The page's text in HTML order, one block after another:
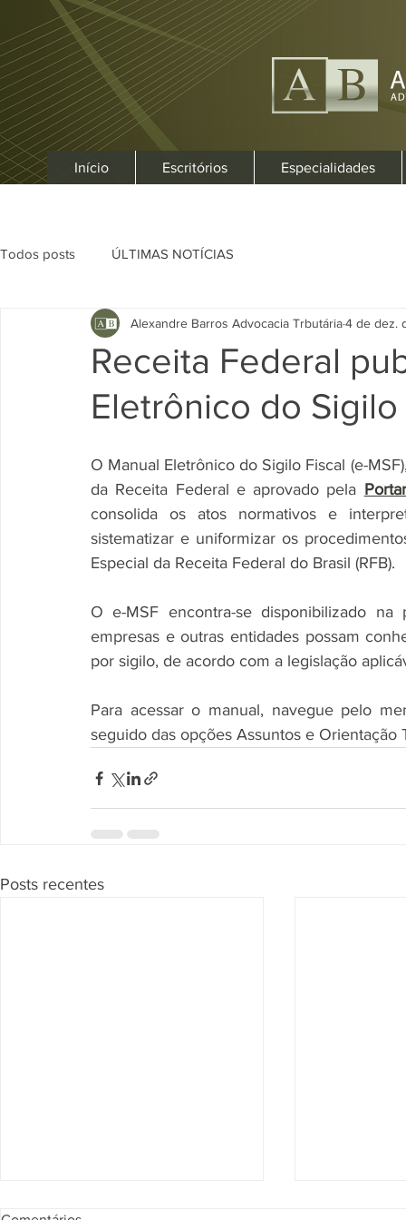
Início Escritórios Especialidades
Todos posts ÚLTIMAS NOTÍCIAS
Receita Federal
Eletrônico do Sigilo
Alexandre Barros Advocacia Trbutária4 de dez.
O Manual Eletrônico do Sigilo Fiscal (e-
da Receita Federal e aprovado pela
consolida os atos normativos e
sistematizar e uniformizar os
Especial da Receita Federal do Brasil (RFB).
O e-MSF encontra-se disponibilizado
empresas e outras entidades possam
por sigilo, de acordo com a legislação
Para acessar o manual, navegue pelo
seguido das opções Assuntos e Orientação
Posts recentes
Segunda Seção confirma que